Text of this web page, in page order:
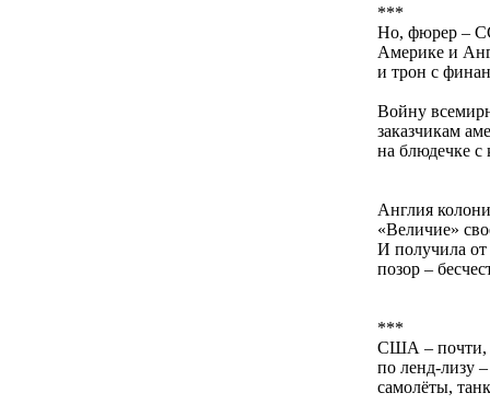
***
Но, фюрер –
Америке и
и трон с
Войну
заказчикам
на блюдечке с
Англия
«Величие»
И получила
позор –
***
США – почти,
по ленд-лизу
самолёты,